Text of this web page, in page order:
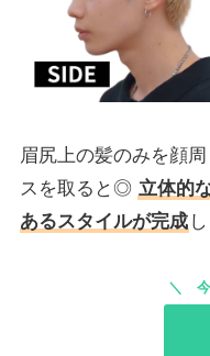
眉尻上の髪のみを顔
スを取ると◎ 立体的
あるスタイルが完成